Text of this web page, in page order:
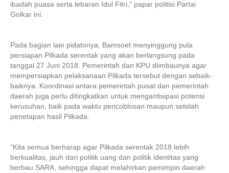
ibadah puasa serta lebaran Idul Fitri,” papar politisi Partai
Golkar ini.
Pada bagian lain pidatonya, Bamsoet menyinggung pula
persiapan Pilkada serentak yang akan berlangsung pada
tanggal 27 Juni 2018. Pemerintah dan KPU diimbaunya agar
mempersiapkan pelaksanaan Pilkada tersebut dengan sebaik-
baiknya. Koordinasi antara pemerintah pusat dan pemerintah
daerah juga perlu ditingkatkan untuk mengantisipasi potensi
kerusuhan, baik pada waktu pencoblosan maupun setelah
penetapan hasil Pilkada.
“Kita semua berharap agar Pilkada serentak 2018 lebih
berkualitas, jauh dari politik uang dan politik identitas yang
berbau SARA, sehingga dapat melahirkan pemimpin daerah